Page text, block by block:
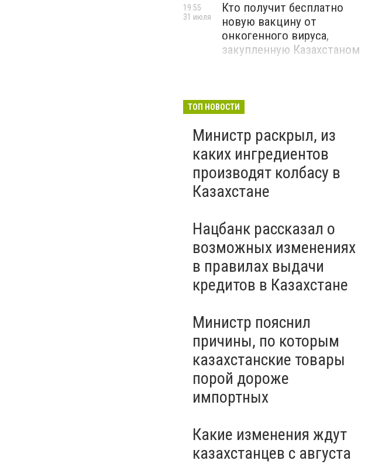
Кто получит бесплатно
новую вакцину от
онкогенного вируса,
закупленную Казахстаном
19:55
31 июля
ТОП НОВОСТИ
Министр раскрыл, из
каких ингредиентов
производят колбасу в
Казахстане
Нацбанк рассказал о
возможных изменениях
в правилах выдачи
кредитов в Казахстане
Министр пояснил
причины, по которым
казахстанские товары
порой дороже
импортных
Какие изменения ждут
казахстанцев с августа